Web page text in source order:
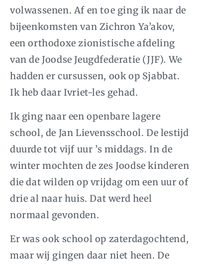
volwassenen. Af en toe ging ik naar de
bijeenkomsten van Zichron Ya’akov,
een orthodoxe zionistische afdeling
van de Joodse Jeugdfederatie (JJF). We
hadden er cursussen, ook op Sjabbat.
Ik heb daar Ivriet-les gehad.
Ik ging naar een openbare lagere
school, de Jan Lievensschool. De lestijd
duurde tot vijf uur ’s middags. In de
winter mochten de zes Joodse kinderen
die dat wilden op vrijdag om een uur of
drie al naar huis. Dat werd heel
normaal gevonden.
Er was ook school op zaterdagochtend,
maar wij gingen daar niet heen. De